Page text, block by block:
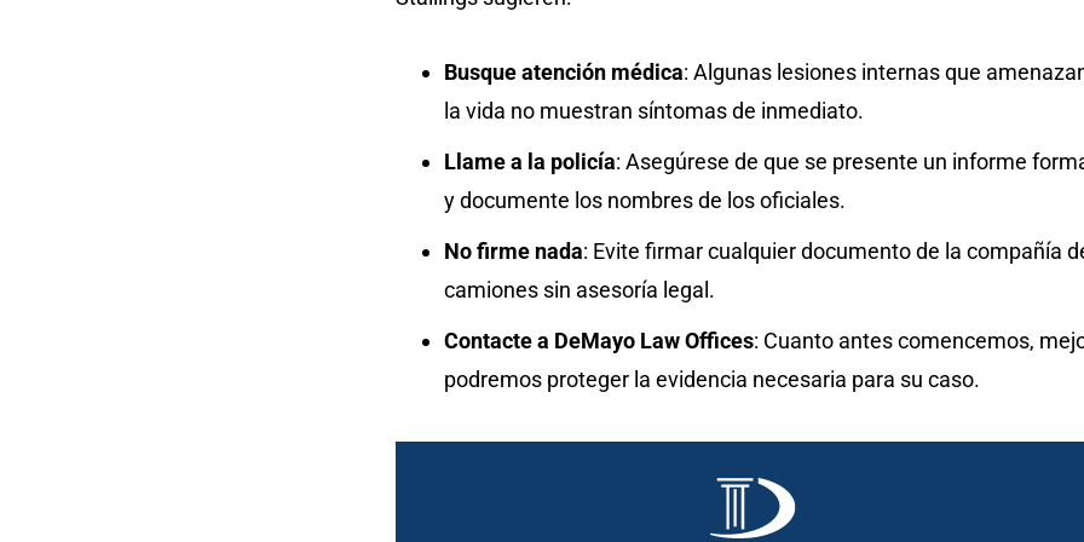
Busque atención médica: Algunas lesiones internas que
la vida no muestran síntomas de inmediato.
Llame a la policía: Asegúrese de que se presente un informe
y documente los nombres de los oficiales.
No firme nada: Evite firmar cualquier documento de la compañía
camiones sin asesoría legal.
Contacte a DeMayo Law Offices: Cuanto antes comencemos,
podremos proteger la evidencia necesaria para su caso.